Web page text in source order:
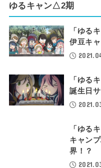
ゆるキャン△2期
「ゆる
伊豆キ
「ゆる
誕生日
「ゆる
キャン
界！？